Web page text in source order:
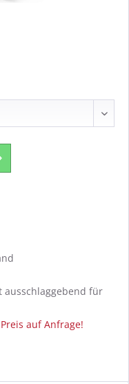
ausschlaggebend für
Preis auf Anfrage!